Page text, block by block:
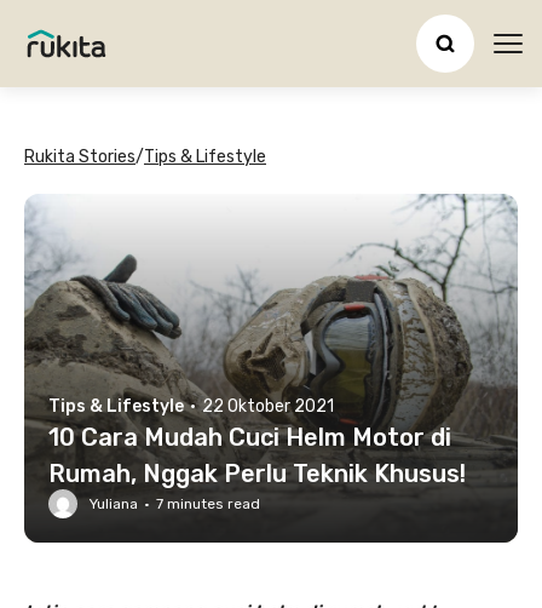
Rukita Stories/Tips & Lifestyle
Tips & Lifestyle · 22 Oktober 2021
10 Cara Mudah Cuci Helm Motor di
Rumah, Nggak Perlu Teknik Khusus!
Yuliana · 7 minutes read